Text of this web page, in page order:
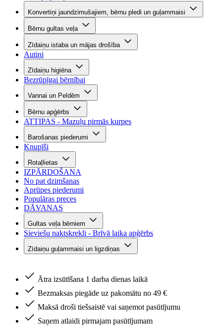
Konvertiņi jaundzimušajiem, bērnu pledi un guļammaisi
Bērnu gultas veļa
Zīdaiņu istaba un mājas drošība
Autiņi
Zīdaiņu higiēna
Bezrūpīgai bērnībai
Vannai un Peldēm
Bērnu apģērbs
ATTIPAS - Mazuļu pirmās kurpes
Barošanas piederumi
Knupīši
Rotaļlietas
IZPĀRDOŠANA
No pat dzimšanas
Aprūpes piederumi
Populāras preces
DĀVANAS
Gultas veļa bērniem
Sieviešu naktskrekli - Brīvā laika apģērbs
Zīdaiņu guļammaisi un ligzdiņas
Ātra izsūtīšana 1 darba dienas laikā
Bezmaksas piegāde uz pakomātu no 49 €
Maksā droši tiešsaistē vai saņemot pasūtījumu
Saņem atlaidi pirmajam pasūtījumam